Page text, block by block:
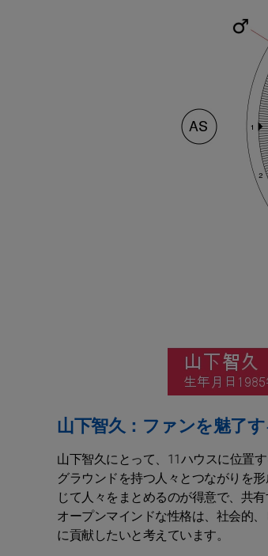
山下智久：ファンを魅了
山下智久にとって、11ハウスに位置
グラウンドを持つ人々とつながりを
じて人々をまとめるのが得意で、共
オープンマインドな性格は、社会的
に貢献したいと考えています。